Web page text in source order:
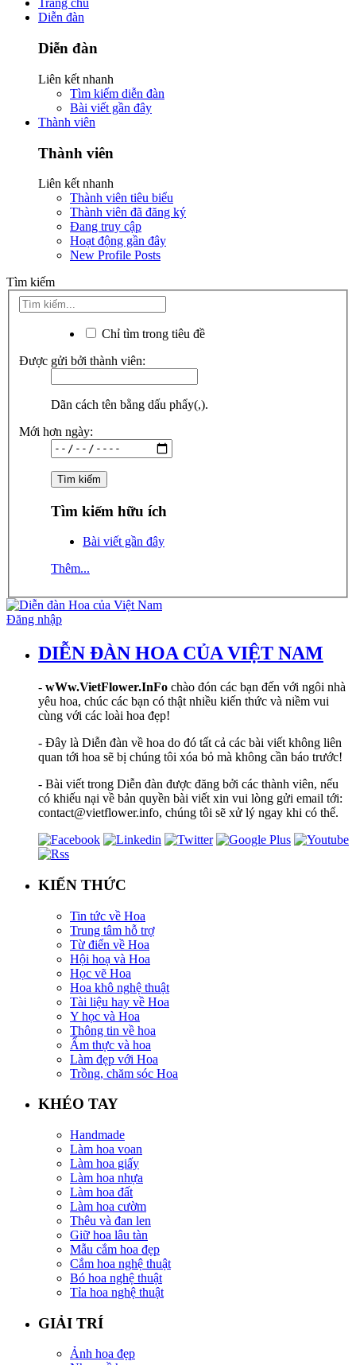
Trang chủ
Diễn đàn
Diễn đàn
Liên kết nhanh
Tìm kiếm diễn đàn
Bài viết gần đây
Thành viên
Thành viên
Liên kết nhanh
Thành viên tiêu biểu
Thành viên đã đăng ký
Đang truy cập
Hoạt động gần đây
New Profile Posts
Tìm kiếm
Chỉ tìm trong tiêu đề
Được gửi bởi thành viên:
Dãn cách tên bằng dấu phẩy(,).
Mới hơn ngày:
Tìm kiếm hữu ích
Bài viết gần đây
Thêm...
Đăng nhập
DIỄN ĐÀN HOA CỦA VIỆT NAM
- wWw.VietFlower.InFo chào đón các bạn đến với ngôi nhà
yêu hoa, chúc các bạn có thật nhiều kiến thức và niềm vui
cùng với các loài hoa đẹp!
- Đây là Diễn đàn về hoa do đó tất cả các bài viết không liên
quan tới hoa sẽ bị chúng tôi xóa bỏ mà không cần báo trước!
- Bài viết trong Diễn đàn được đăng bởi các thành viên, nếu
có khiếu nại về bản quyền bài viết xin vui lòng gửi email tới:
contact@vietflower.info, chúng tôi sẽ xử lý ngay khi có thể.
KIẾN THỨC
Tin tức về Hoa
Trung tâm hỗ trợ
Từ điển về Hoa
Hội hoạ và Hoa
Học vẽ Hoa
Hoa khô nghệ thuật
Tài liệu hay về Hoa
Y học và Hoa
Thông tin về hoa
Ẩm thực và hoa
Làm đẹp với Hoa
Trồng, chăm sóc Hoa
KHÉO TAY
Handmade
Làm hoa voan
Làm hoa giấy
Làm hoa nhựa
Làm hoa đất
Làm hoa cườm
Thêu và đan len
Giữ hoa lâu tàn
Mẫu cắm hoa đẹp
Cắm hoa nghệ thuật
Bó hoa nghệ thuật
Tỉa hoa nghệ thuật
GIẢI TRÍ
Ảnh hoa đẹp